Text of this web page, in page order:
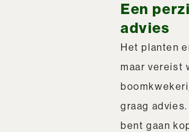
Een
advies
Het planten
maar vereist
graag
bent gaan